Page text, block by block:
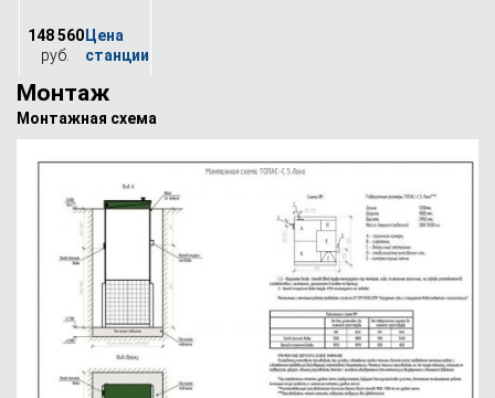
148 560
руб.
Монтаж
Монтажная схема